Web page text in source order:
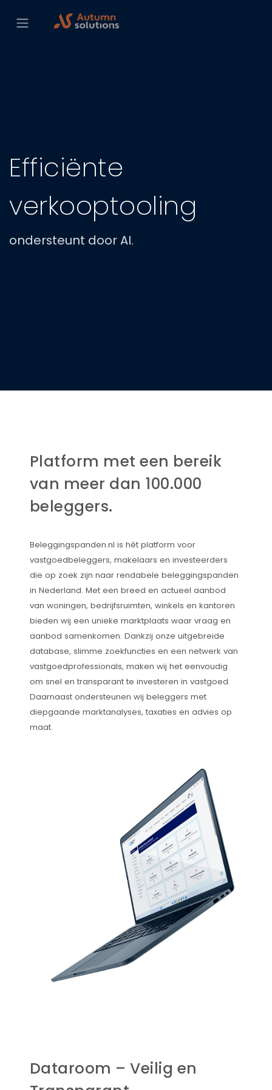
Efficiënte
verkooptooling
ondersteunt door AI.
Platform met een bereik
van meer dan 100.000
beleggers.
Beleggingspanden.nl is hét platform voor
vastgoedbeleggers, makelaars en investeerders
die op zoek zijn naar rendabele beleggingspanden
in Nederland. Met een breed en actueel aanbod
van woningen, bedrijfsruimten, winkels en kantoren
bieden wij een unieke marktplaats waar vraag en
aanbod samenkomen. Dankzij onze uitgebreide
database, slimme zoekfuncties en een netwerk van
vastgoedprofessionals, maken wij het eenvoudig
om snel en transparant te investeren in vastgoed.
Daarnaast ondersteunen wij beleggers met
diepgaande marktanalyses, taxaties en advies op
maat.
Dataroom – Veilig en